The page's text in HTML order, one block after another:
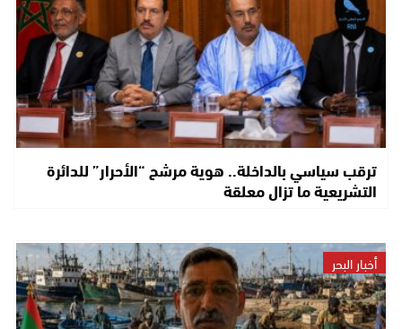
ترقب سياسي بالداخلة.. هوية مرشح “الأحرار” للدائرة
التشريعية ما تزال معلقة
أخبار البحر